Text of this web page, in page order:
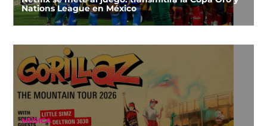
Nations League en México
MÚSICA